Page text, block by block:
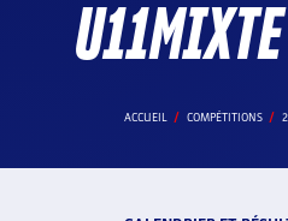
ACCUEIL COMPÉTITIONS